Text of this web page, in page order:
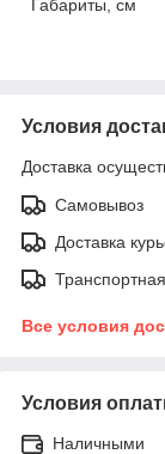
Габариты, см
Условия
Доставка
Самовывоз
Доставка
Все условия
Условия
Наличными